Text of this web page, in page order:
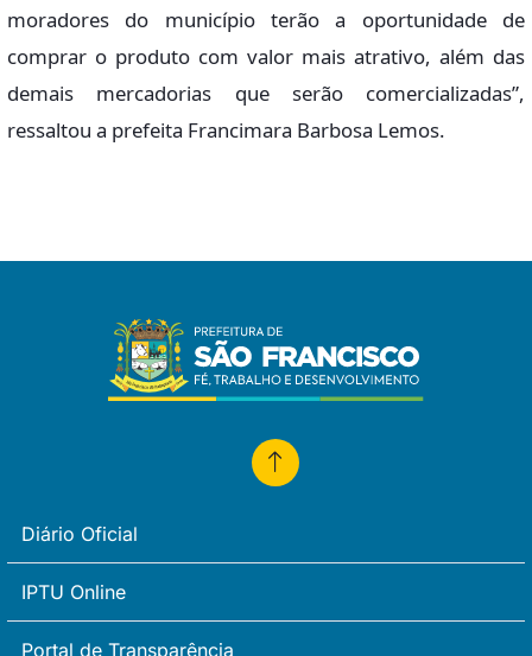
moradores do município terão a oportunidade de
comprar o produto com valor mais atrativo, além das
demais mercadorias que serão comercializadas”,
ressaltou a prefeita Francimara Barbosa Lemos.
Diário Oficial
IPTU Online
Portal de Transparência